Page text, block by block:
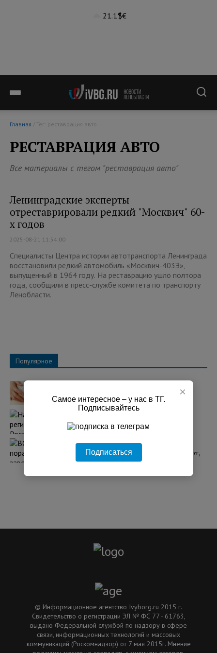
21.1°$€
Главная / Тег: реставрация авто
РЕСТАВРАЦИЯ АВТО
Все материалы с тегом "реставрация авто"
Ленинградские эксперты
отреставрировали редкий "Москвич" 60-
х годов
2025-08-21 11:54:00
Специалисты Центра истории автотранспорта Ленинграда
восстановили редкий автомобиль «Москвич-403Э»,
выпущенный в 1964 году. На реставрацию ушло полтора
года, сообщили в пресс-службе комитета по транспорту
Ленобласти.
Популярное
тысячи новорожденных
08:05 05.08.2026
Над регионами России сбили 131
украинский БПЛА
ВС РФ поразили два завода в Киеве, где
собирают БПЛА. Западные СМИ сообщают,
что один из них принадлежит США
© Информационное агентство Ivyborg.ru 2015 г.
Свидетельство о регистрации ЭЛ № ФС 77 - 61763,
выдано Федеральной службой по надзору в сфере
связи, информационных технологий и массовых
коммуникаций (Роскомнадзор) от 7 мая 2015г. Мнение
×
Самое интересное – у нас в ТГ.
Подписывайтесь
Подписаться